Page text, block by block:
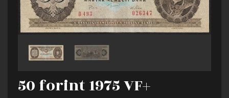
50 forint 1975 VF+